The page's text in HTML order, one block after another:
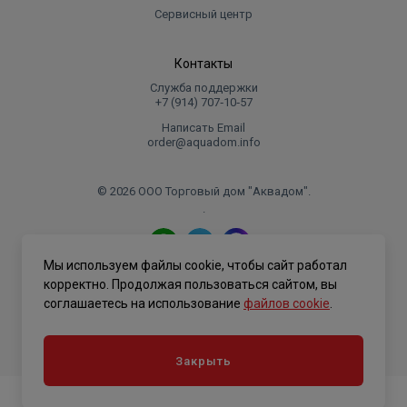
Сервисный центр
Контакты
Служба поддержки
+7 (914) 707‑10‑57
Написать Email
order@aquadom.info
© 2026 ООО Торговый дом "Аквадом".
.
Политика конфиденциальности
Мы используем файлы cookie, чтобы сайт работал
корректно. Продолжая пользоваться сайтом, вы
соглашаетесь на использование файлов cookie
Закрыть